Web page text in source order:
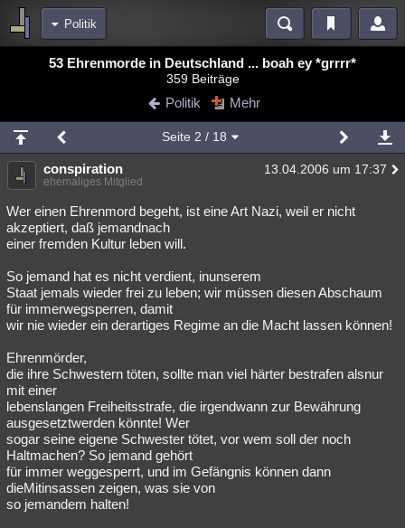
Politik
Bereiche
Blogs Videos
Chat Wiki Neuigkeiten
meine Rubriken
Menschen Wissenschaft Mystery Kriminalfälle
Spiritualität Verschwörungen Technologie Ufologie
Natur Umfragen Unterhaltung
weitere Rubriken
Philosophie Träume Orte Esoterik Literatur
Astronomie Helpdesk Gruppen Gaming Filme
Musik Clash Verbesserungen Allmystery English
Übersichten
Besucht Teilgenommen Alle
Lesenswert Schlüsselwörter
53 Ehrenmorde in Deutschland ... boah ey *grrrr*
359 Beiträge
Politik Mehr
Seite 2 / 18
conspiration 13.04.2006 um 17:37
ehemaliges Mitglied
Wer einen Ehrenmord begeht, ist eine Art Nazi, weil er nicht
akzeptiert, daß jemandnach
einer fremden Kultur leben will.
So jemand hat es nicht verdient, inunserem
Staat jemals wieder frei zu leben; wir müssen diesen Abschaum
für immerwegsperren, damit
wir nie wieder ein derartiges Regime an die Macht lassen können!
Ehrenmörder,
die ihre Schwestern töten, sollte man viel härter bestrafen alsnur
mit einer
lebenslangen Freiheitsstrafe, die irgendwann zur Bewährung
ausgesetztwerden könnte! Wer
sogar seine eigene Schwester tötet, vor wem soll der noch
Haltmachen? So jemand gehört
für immer weggesperrt, und im Gefängnis können dann
dieMitinsassen zeigen, was sie von
so jemandem halten!